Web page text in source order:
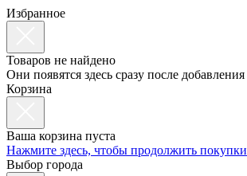
Избранное
Товаров не найдено
Они появятся здесь сразу после добавления
Корзина
Ваша корзина пуста
Нажмите здесь, чтобы продолжить покупки
Выбор города